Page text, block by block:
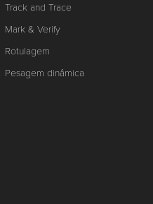
Track and Trace
Mark & Verify
Rotulagem
Pesagem dinâmica